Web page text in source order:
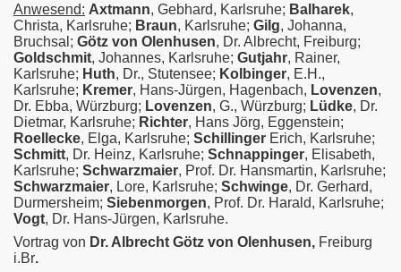
Anwesend: Axtmann, Gebhard, Karlsruhe; Balharek,
Christa, Karlsruhe; Braun, Karlsruhe; Gilg, Johanna,
Bruchsal; Götz von Olenhusen, Dr. Albrecht, Freiburg;
Goldschmit, Johannes, Karlsruhe; Gutjahr, Rainer,
Karlsruhe; Huth, Dr., Stutensee; Kolbinger, E.H.,
Karlsruhe; Kremer, Hans-Jürgen, Hagenbach, Lovenzen,
Dr. Ebba, Würzburg; Lovenzen, G., Würzburg; Lüdke, Dr.
Dietmar, Karlsruhe; Richter, Hans Jörg, Eggenstein;
Roellecke, Elga, Karlsruhe; Schillinger Erich, Karlsruhe;
Schmitt, Dr. Heinz, Karlsruhe; Schnappinger, Elisabeth,
Karlsruhe; Schwarzmaier, Prof. Dr. Hansmartin, Karlsruhe;
Schwarzmaier, Lore, Karlsruhe; Schwinge, Dr. Gerhard,
Durmersheim; Siebenmorgen, Prof. Dr. Harald, Karlsruhe;
Vogt, Dr. Hans-Jürgen, Karlsruhe.
Vortrag von Dr. Albrecht Götz von Olenhusen, Freiburg
i.Br.
- 28. bis 29. April 2018
- 16. bis 17. März 2019
21.+22.01.2012